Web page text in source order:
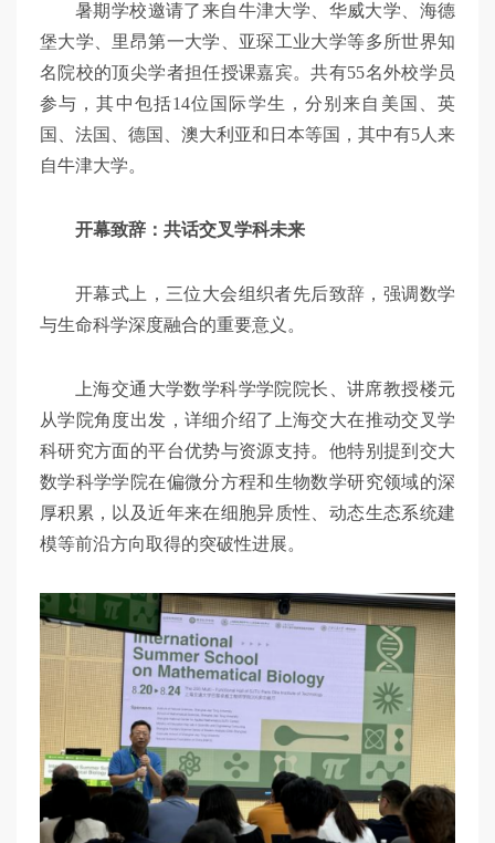
暑期学校邀请了来自牛津大学、华威大学、海德
堡大学、里昂第一大学、亚琛工业大学等多所世界知
名院校的顶尖学者担任授课嘉宾。共有55名外校学员
参与，其中包括14位国际学生，分别来自美国、英
国、法国、德国、澳大利亚和日本等国，其中有5人来
自牛津大学。
开幕致辞：共话交叉学科未来
开幕式上，三位大会组织者先后致辞，强调数学
与生命科学深度融合的重要意义。
上海交通大学数学科学学院院长、讲席教授楼元
从学院角度出发，详细介绍了上海交大在推动交叉学
科研究方面的平台优势与资源支持。他特别提到交大
数学科学学院在偏微分方程和生物数学研究领域的深
厚积累，以及近年来在细胞异质性、动态生态系统建
模等前沿方向取得的突破性进展。